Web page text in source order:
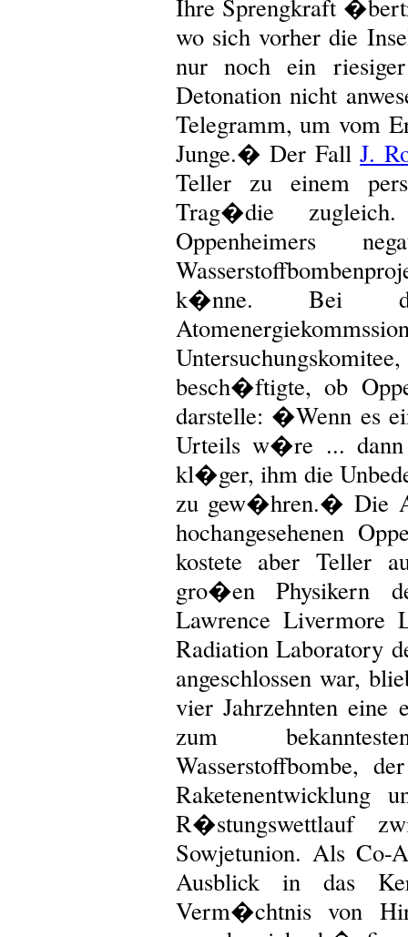
Ihre Sprengkraft
wo sich vorher die
nur noch ein
Detonation nicht
Telegramm, um vom
Junge.� Der FallJ.
Teller zu einem
Trag�die
Oppenheimers
k�nne. Bei
besch�ftigte, ob
darstelle: �Wenn es
Urteils w�re ...
kl�ger, ihm die
zu gew�hren.� Die
hochangesehenen
kostete aber Teller
gro�en Physikern
Lawrence Livermore
Radiation Laboratory
angeschlossen war,
vier Jahrzehnten
zum
Wasserstoffbombe,
R�stungswettlauf
Sowjetunion. Als
Ausblick in das
Verm�chtnis von